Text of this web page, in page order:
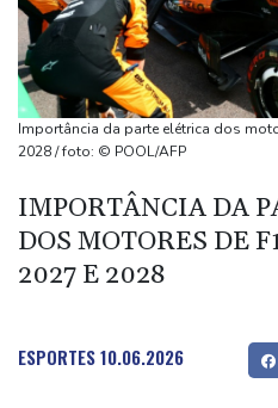
cepa do ebola
Notre-Dame, Champs-Élysées
papa na França
Arábia Saudita, Paquistão e
meio a tensão com Irã
Coreia do Norte recomenda
calor
Desemprego na França sobe
desde a pandemia
na guerra contra o tráfico
Importância da parte elétrica dos
2028 / foto: © POOL/AFP
IMPORTÂNCIA DA
DOS MOTORES DE
2027 E 2028
ESPORTES10.06.2026